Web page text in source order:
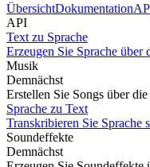
ÜbersichtDokumentation
API
Text zu Sprache
Erzeugen Sie Sprache über
Musik
Demnächst
Erstellen Sie Songs über
Sprache zu Text
Transkribieren Sie Sprache
Soundeffekte
Demnächst